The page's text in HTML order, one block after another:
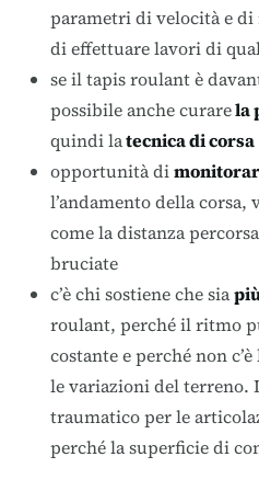
parametri di velocità e di
di effettuare lavori di
se il tapis roulant è
possibile anche curarela
quindi latecnica di corsa
opportunità di
l’andamento della
come la distanza
bruciate
c’è chi sostiene che sia
roulant, perché il ritmo
costante e perché non
le variazioni del terreno.
traumatico per le
perché la superficie di